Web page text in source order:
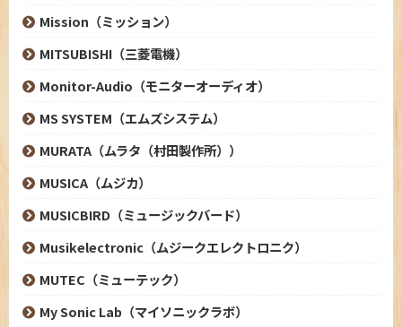
Mission（ミッション）
MITSUBISHI（三菱電機）
Monitor-Audio（モニターオーディオ）
MS SYSTEM（エムズシステム）
MURATA（ムラタ（村田製作所））
MUSICA（ムジカ）
MUSICBIRD（ミュージックバード）
Musikelectronic（ムジークエレクトロニク）
MUTEC（ミューテック）
My Sonic Lab（マイソニックラボ）